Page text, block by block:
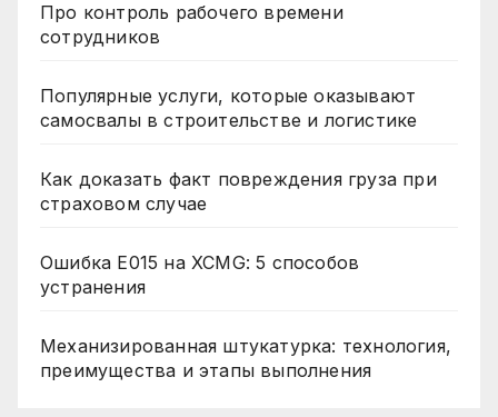
Про контроль рабочего времени
сотрудников
Популярные услуги, которые оказывают
самосвалы в строительстве и логистике
Как доказать факт повреждения груза при
страховом случае
Ошибка E015 на XCMG: 5 способов
устранения
Механизированная штукатурка: технология,
преимущества и этапы выполнения